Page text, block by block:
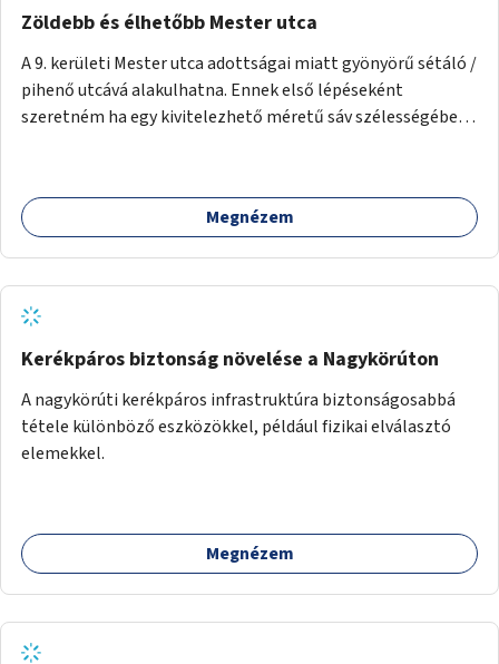
Zöldebb és élhetőbb Mester utca
A 9. kerületi Mester utca adottságai miatt gyönyörű sétáló /
pihenő utcává alakulhatna. Ennek első lépéseként
szeretném ha egy kivitelezhető méretű sáv szélességében
platán fák között. A lakók, boltok és vendéglátó helyek
együttműködését kérnénk abban, hogy ez a zöld sáv ne
addig, amíg komolyabb forgalomcsillapítások és zöldítések
nem létesülnek a Mester utcában.
Megnézem
Kerékpáros biztonság növelése a Nagykörúton
A nagykörúti kerékpáros infrastruktúra biztonságosabbá
tétele különböző eszközökkel, például fizikai elválasztó
elemekkel.
Megnézem